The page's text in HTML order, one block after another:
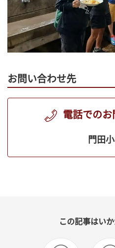
お問い合わせ先
電話での
門田
この記事はい